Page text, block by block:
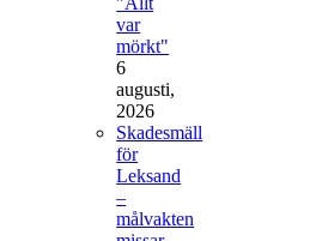
var
mörkt"
6
augusti,
2026
Skadesmäll
för
Leksand
–
målvakten